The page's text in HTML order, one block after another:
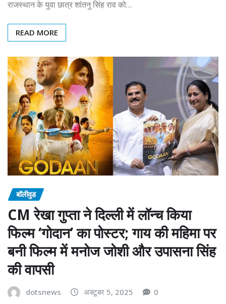
राजस्थान के युवा छात्र शांतनु सिंह राव को…
READ MORE
बॉलीवुड
CM रेखा गुप्ता ने दिल्ली में लॉन्च किया
फिल्म ‘गोदान’ का पोस्टर; गाय की महिमा पर
बनी फिल्म में मनोज जोशी और उपासना सिंह
की वापसी
dotsnews अक्टूबर 5, 2025 0